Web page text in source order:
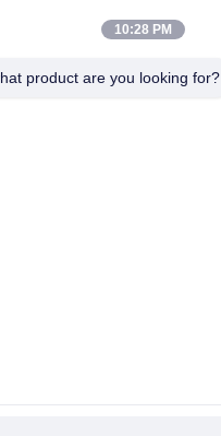
10:28 PM
product are you looking for?